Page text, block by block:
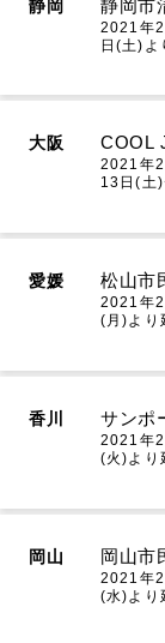
静岡 静岡市
2021年
日(土)よ
大阪 COOL
2021年
13日(土
愛媛 松山市
2021年
(月)より
香川 サンポ
2021年
(火)より
岡山 岡山市
2021年
(水)より